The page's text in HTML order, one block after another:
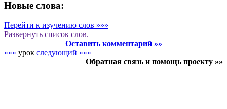
Новые слова:
Перейти к изучению слов »»»
Развернуть список слов.
Оставить комментарий »»
««« урок следующий »»»
Обратная связь и помощь проекту »»